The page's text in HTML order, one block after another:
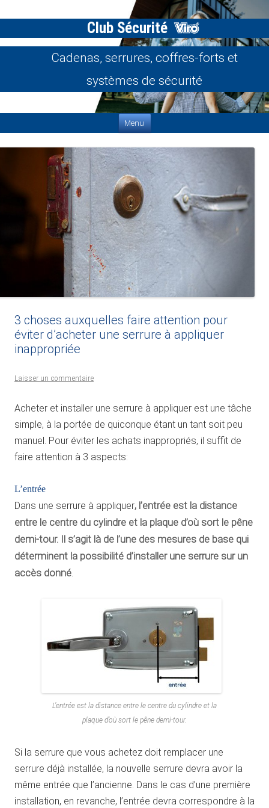
Club Sécurité
Cadenas, serrures, coffres-forts et
systèmes de sécurité
Menu
3 choses auxquelles faire attention pour
éviter d’acheter une serrure à appliquer
inappropriée
Laisser un commentaire
Acheter et installer une serrure à appliquer est une tâche
simple, à la portée de quiconque étant un tant soit peu
manuel. Pour éviter les achats inappropriés, il suffit de
faire attention à 3 aspects:
L’entrée
Dans une serrure à appliquer, l’entrée est la distance
entre le centre du cylindre et la plaque d’où sort le pêne
demi-tour. Il s’agit là de l’une des mesures de base qui
déterminent la possibilité d’installer une serrure sur un
accès donné.
L’entrée est la distance entre le centre du cylindre et la
plaque d’où sort le pêne demi-tour.
Si la serrure que vous achetez doit remplacer une
serrure déjà installée, la nouvelle serrure devra avoir la
même entrée que l’ancienne. Dans le cas d’une première
installation, en revanche, l’entrée devra correspondre à la